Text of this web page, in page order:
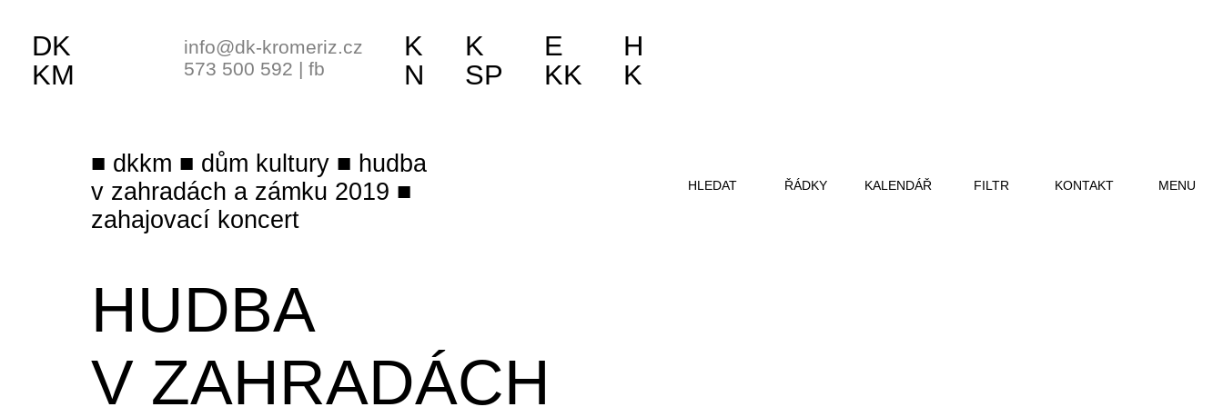
dkkm dům kultury
hudba
v zahradách a zámku 2019
zahajovací koncert
HUDBA
V ZAHRADÁCH
DK
KM
info@dk-kromeriz.cz
573 500 592 | fb
K
N
K
SP
E
KK
H
K
HLEDAT ŘÁDKY KALENDÁŘ FILTR KONTAKT MENU